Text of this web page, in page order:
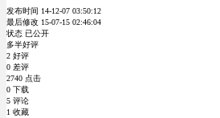
发布时间 14-12-07 03:50:12
最后修改 15-07-15 02:46:04
状态 已公开
多半好评
2 好评
0 差评
2740 点击
0 下载
5 评论
1 收藏